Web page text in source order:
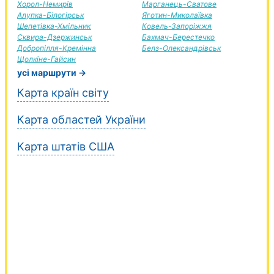
Хорол-Немирів
Алупка-Білогірськ
Шепетівка-Хмільник
Сквира-Дзержинськ
Добропілля-Кремінна
Щолкіне-Гайсин
Марганець-Сватове
Яготин-Миколаївка
Ковель-Запоріжжя
Бахмач-Берестечко
Белз-Олександрівськ
усі маршрути →
Карта країн світу
Карта областей України
Карта штатів США